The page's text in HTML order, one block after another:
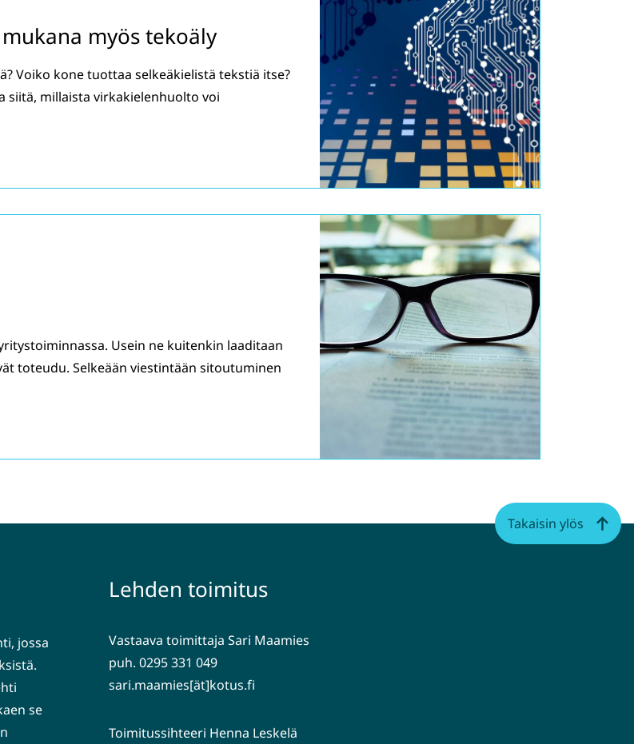
myös tekoäly
Voiko kone tuottaa selkeäkielistä tekstiä itse?
siitä, millaista virkakielenhuolto voi
Usein ne kuitenkin laaditaan
toteudu. Selkeään viestintään sitoutuminen
jossa
se
Lehden toimitus
Vastaava toimittaja Sari Maamies
puh. 0295 331 049
sari.maamies[ät]kotus.fi
Toimitussihteeri Henna Leskelä
Takaisin ylös